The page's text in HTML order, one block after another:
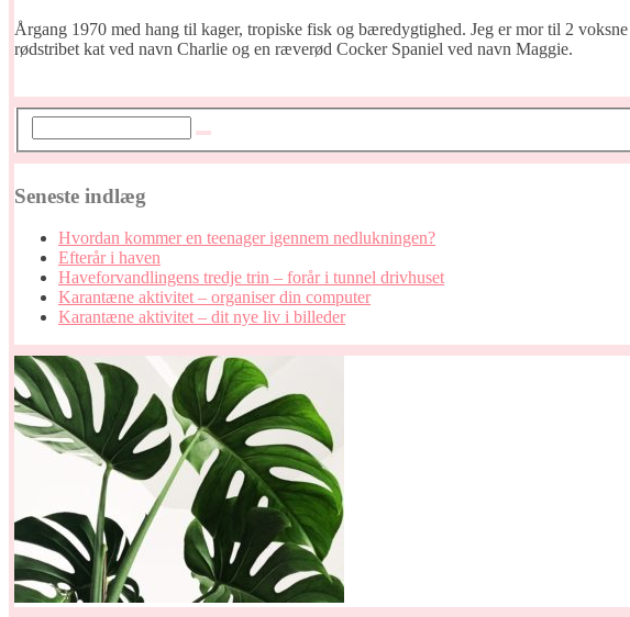
Årgang 1970 med hang til kager, tropiske fisk og bæredygtighed. Jeg er mor til 2
rødstribet kat ved navn Charlie og en ræverød Cocker Spaniel ved navn Maggie.
Seneste indlæg
Hvordan kommer en teenager igennem nedlukningen?
Efterår i haven
Haveforvandlingens tredje trin – forår i tunnel drivhuset
Karantæne aktivitet – organiser din computer
Karantæne aktivitet – dit nye liv i billeder